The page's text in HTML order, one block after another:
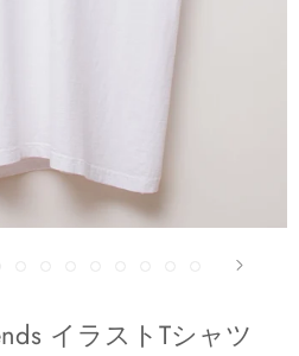
イラストTシャツ